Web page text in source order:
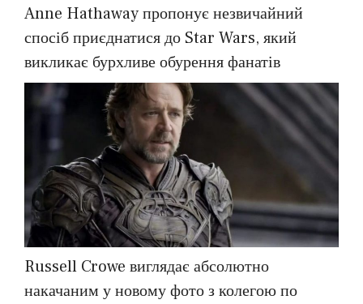
Anne Hathaway пропонує незвичайний
спосіб приєднатися до Star Wars, який
викликає бурхливе обурення фанатів
Russell Crowe виглядає абсолютно
накачаним у новому фото з колегою по